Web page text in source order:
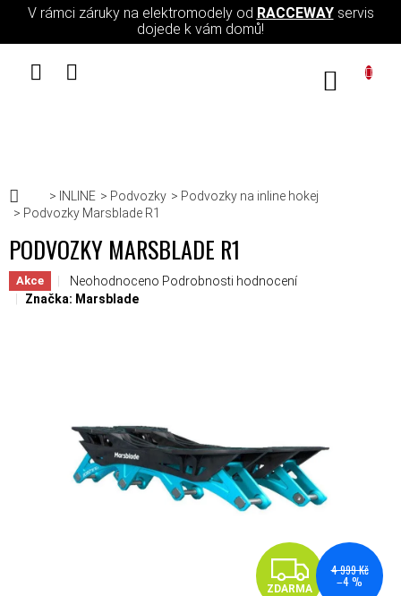
Přejít na obsah
V rámci záruky na elektromodely od RACCEWAYservis
dojede k vám domů!
DomůINLINE Podvozky
Podvozky na inline hokej
Podvozky Marsblade R1
PODVOZKY MARSBLADE R1
Akce Průměrné hodnocení produktu je 0,0 z 5 hvězdiček.
Neohodnoceno Podrobnosti hodnocení
Značka: Marsblade
ZDARMA
4 999 Kč
–4 %